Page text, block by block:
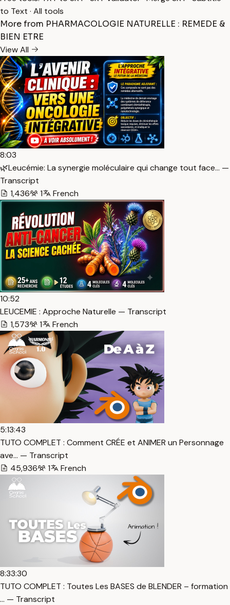
to Text · All tools
More from PHARMACOLOGIE NATURELLE : REMEDE &
BIEN ETRE
View All
8:03
🌿Leucémie: La synergie moléculaire qui change tout face… —
Transcript
1,436
1 French
10:52
LEUCEMIE : Approche Naturelle — Transcript
1,573
1 French
5:13:43
TUTO COMPLET : Comment CRÉE et ANIMER un Personnage
ave… — Transcript
45,936
1 French
8:33:30
TUTO COMPLET : Toutes Les BASES de BLENDER – formation
… — Transcript